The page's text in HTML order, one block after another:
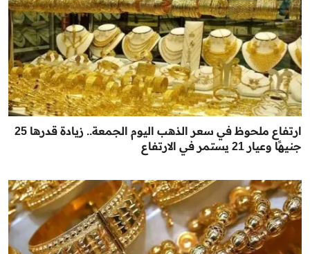
ارتفاع ملحوظ في سعر الذهب اليوم الجمعة.. زيادة قدرها 25
جنيهًا وعيار 21 يستمر في الارتفاع